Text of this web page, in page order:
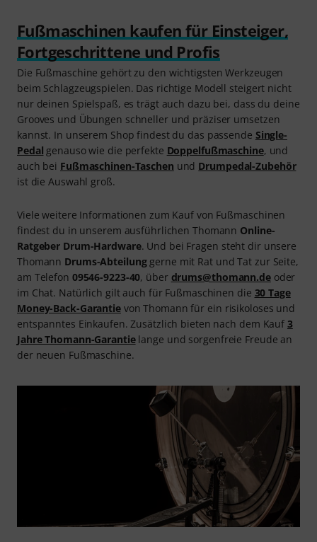
Fußmaschinen kaufen für Einsteiger,
Fortgeschrittene und Profis
Die Fußmaschine gehört zu den wichtigsten Werkzeugen
beim Schlagzeugspielen. Das richtige Modell steigert nicht
nur deinen Spielspaß, es trägt auch dazu bei, dass du deine
Grooves und Übungen schneller und präziser umsetzen
kannst. In unserem Shop findest du das passende Single-
Pedal genauso wie die perfekte Doppelfußmaschine, und
auch bei Fußmaschinen-Taschen und Drumpedal-Zubehör
ist die Auswahl groß.
Viele weitere Informationen zum Kauf von Fußmaschinen
findest du in unserem ausführlichen Thomann Online-
Ratgeber Drum-Hardware. Und bei Fragen steht dir unsere
Thomann Drums-Abteilunggerne mit Rat und Tat zur Seite,
am Telefon 09546-9223-40, über drums@thomann.deoder
im Chat. Natürlich gilt auch für Fußmaschinen die 30 Tage
Money-Back-Garantievon Thomann für ein risikoloses und
entspanntes Einkaufen. Zusätzlich bieten nach dem Kauf 3
Jahre Thomann-Garantielange und sorgenfreie Freude an
der neuen Fußmaschine.